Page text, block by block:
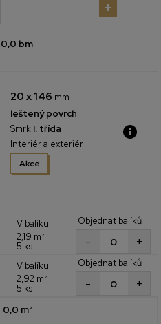
0,0 bm
20 x 146 mm
leštený povrch
Smrk I. třída
Interiér a exteriér
Akce
V balíku
2,19 m²
5 ks
Objednat balíků
+
-
V balíku
2,92 m²
5 ks
Objednat balíků
+
-
0,0 m²